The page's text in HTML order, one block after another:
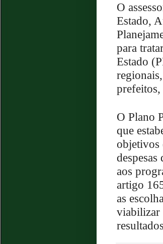
O
Estado,
para
Estado
prefeitos,
O Plano
que
objetivos
despesas
aos
artigo
as
viabilizar